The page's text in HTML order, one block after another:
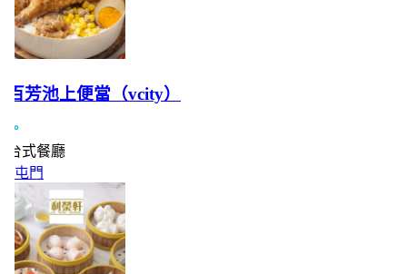
芳池上便當（vcity）
式餐廳
屯門